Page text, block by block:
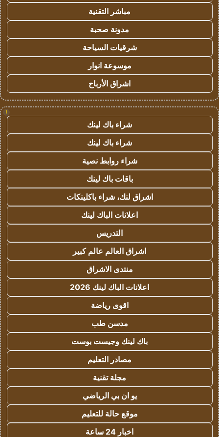
مباشر التقنية
مدونة صحبة
شرقيات السياحة
موسوعة انوار
اشراق الأرباح
!
شراء باك لينك
شراء باك لينك
شراء روابط نصية
باقات باك لينك
اشراق لنك، شراء باكلينكات
اعلانات الباك لينك
التدريس
اشراق العالم عالم كبير
منتدى الاشراق
اعلانات الباك لينك 2026
اقوى رياضة
مدسن طب
باك لينك وجيست بوست
مصادر التعليم
مجلة تقنية
يو ان بي الرياضي
موقع حالة للتعليم
اخبار 24 ساعة